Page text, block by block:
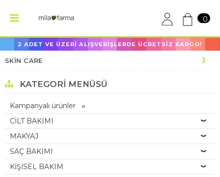
0
2 ADET VE ÜZERİ ALIŞVERİŞLERDE ÜCRETSİZ KARGO!
SKİN CARE
KATEGORI MENÜSÜ
Kampanyalı ürünler
CİLT BAKIMI
MAKYAJ
SAÇ BAKIMI
KİŞİSEL BAKIM